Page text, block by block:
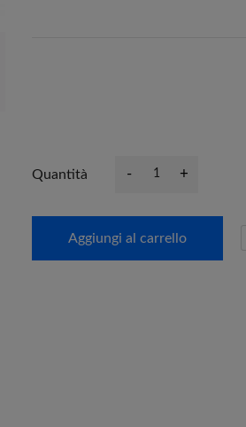
Quantità - +
Aggiungi al carrello